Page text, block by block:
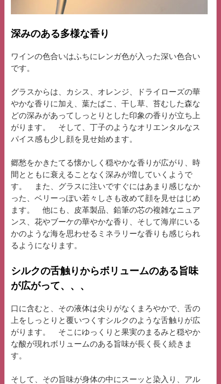
深みのある多様な香り
ワインの色合いはふちにレンガ色が入った深い色合い
です。
グラスからは、カシス、オレンジ、ドライローズの華
やかな香りに加え、葉たばこ、干し草、苔むした森な
どの深みがあってしっとりとした印象の香りが立ち上
がります。 そして、丁子のようなオリエンタルなス
パイス感も少し顔を見せ始めます。
郷愁をかきたてる懐かしく穏やかな香りが広がり、時
間とともに衰えることなく深みが増していくようで
す。 また、グラスに注いですぐにはあまり感じなか
った、ベリーっぽい若々しさも改めて顔を見せはじめ
ます。 他にも、皮革製品、鉛筆の芯の複雑なニュア
ンス、花やブーケの華やかな香り、そして海岸にいる
かのような海を思わせるミネラリーな香りも感じられ
るようになります。
シルクの舌触りからボリュームのある旨味
が広がって、、、
口に含むと、その液体は尖りがなくまろやかで、舌の
上をしっとりと覆いつくすシルクのような舌触りが広
がります。 そこにゆっくりと果実のまるみと穏やか
な酸が現れボリュームのある旨味が長く長く続きま
す。
そして、その旨味が身体の中にスーッと染入り、アル